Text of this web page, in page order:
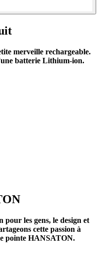
merveille rechargeable.
batterie Lithium-ion.
les gens, le design et
cette passion à
pointe HANSATON.